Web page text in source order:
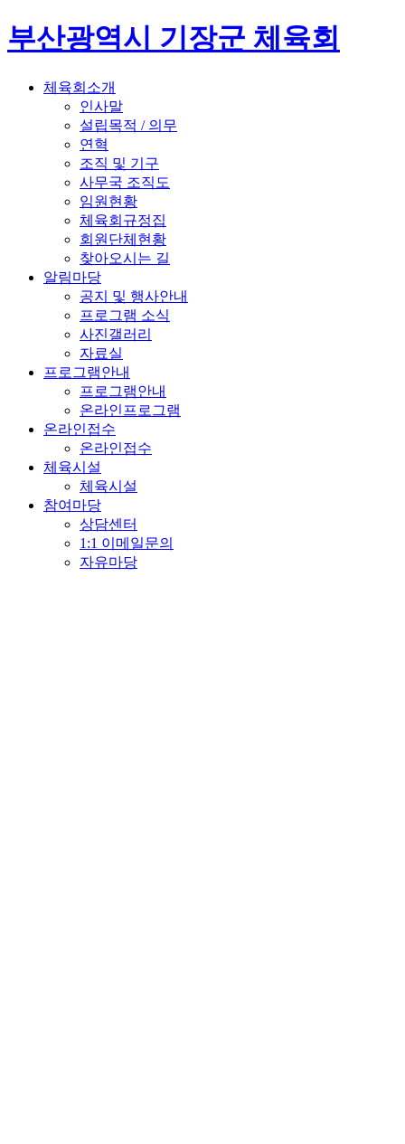
부산광역시 기장군 체육회
체육회소개
인사말
설립목적 / 의무
연혁
조직 및 기구
사무국 조직도
임원현황
체육회규정집
회원단체현황
찾아오시는 길
알림마당
공지 및 행사안내
프로그램 소식
사진갤러리
자료실
프로그램안내
프로그램안내
온라인프로그램
온라인접수
온라인접수
체육시설
체육시설
참여마당
상담센터
1:1 이메일문의
자유마당